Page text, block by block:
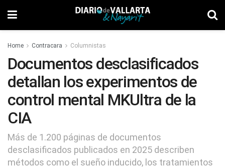
Home Contracara Columnistas
Documentos desclasificados
detallan los experimentos de
control mental MKUltra de la
CIA
Más de 1.200 páginas de documentos
desclasificados publicados en 2025 describen
métodos como el sueño inducido, los tratamientos